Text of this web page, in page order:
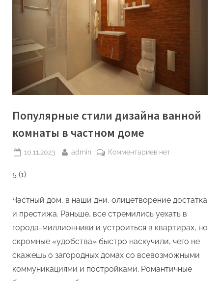
Популярные стили дизайна ванной
комнаты в частном доме
Posted
10.11.2023 By
admin Комментариевк
дизайна
комнаты
в
частном
доме
нет
5 (1)
Частный дом, в наши дни, олицетворение достатка
и престижа. Раньше, все стремились уехать в
города-миллионники и устроиться в квартирах, но
скромные «удобства» быстро наскучили, чего не
скажешь о загородных домах со всевозможными
коммуникациями и постройками. Романтичные